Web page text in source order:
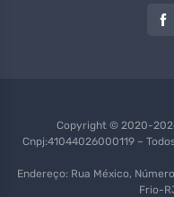
Copyright © 2020-2026
Cnpj:41044026000119 –
Endereço: Rua México,
Frio-